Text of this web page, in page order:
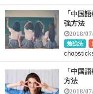
「中国
強方法
2018/
勉強法
「中国
方法
2018/